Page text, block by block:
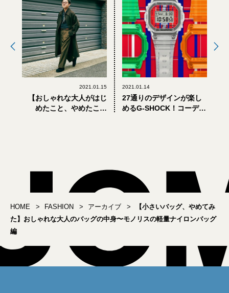
2021.01.15
【おしゃれな大人がはじ
めたこと、やめたこと
2021.01.14
27通りのデザインが楽し
めるG-SHOCK！コーデの
HOME FASHION アーカイブ
【小さいバッグ、やめてみ
た】おしゃれな大人のバッグの中身〜モノリスの軽量ナイロンバッグ
編